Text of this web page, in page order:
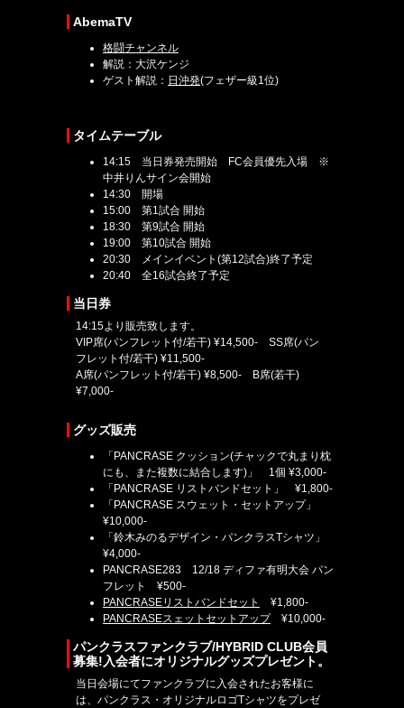
AbemaTV
格闘チャンネル
解説：大沢ケンジ
ゲスト解説： 日沖発(フェザー級1位)
タイムテーブル
14:15 当日券発売開始 FC会員優先入場 ※
中井りんサイン会開始
14:30 開場
15:00 第1試合 開始
18:30 第9試合 開始
19:00 第10試合 開始
20:30 メインイベント(第12試合)終了予定
20:40 全16試合終了予定
当日券
14:15より販売致します。
VIP席(パンフレット付/若干) ¥14,500- SS席(パン
フレット付/若干) ¥11,500-
A席(パンフレット付/若干) ¥8,500- B席(若干)
¥7,000-
グッズ販売
「PANCRASE クッション(チャックで丸まり枕
にも、また複数に結合します)」 1個 ¥3,000-
「PANCRASE リストバンドセット」 ¥1,800-
「PANCRASE スウェット・セットアップ」
¥10,000-
「鈴木みのるデザイン・パンクラスTシャツ」
¥4,000-
PANCRASE283 12/18 ディファ有明大会 パン
フレット ¥500-
PANCRASEリストバンドセット
¥1,800-
PANCRASEスェットセットアップ¥10,000-
パンクラスファンクラブ/HYBRID CLUB会員
募集!入会者にオリジナルグッズプレゼント。
当日会場にてファンクラブに入会されたお客様に
は、パンクラス・オリジナルロゴTシャツをプレゼ